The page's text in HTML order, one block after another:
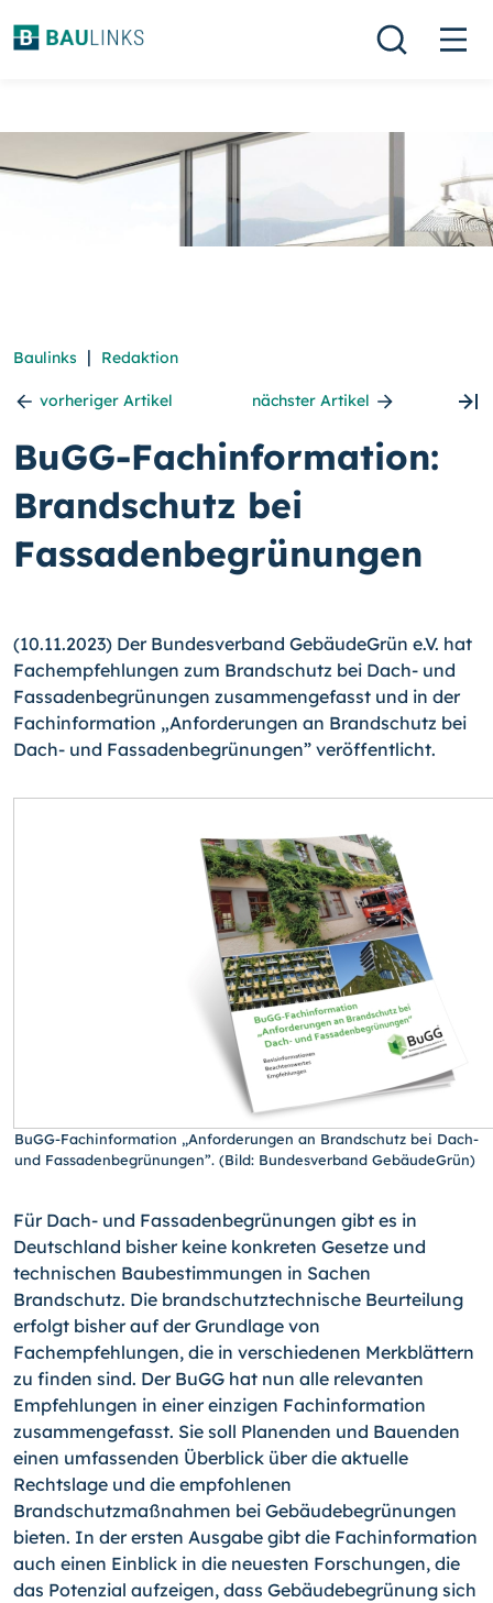
Baulinks | Redaktion
vorheriger Artikel nächster Artikel
BuGG-Fachinformation:
Brandschutz bei
Fassadenbegrünungen
(10.11.2023) Der Bundesverband GebäudeGrün e.V. hat
Fachempfehlungen zum Brandschutz bei Dach- und
Fassadenbegrünungen zusammengefasst und in der
Fachinformation „Anforderungen an Brandschutz bei
Dach- und Fassadenbegrünungen” veröffentlicht.
BuGG-Fachinformation „Anforderungen an Brandschutz bei Dach-
und Fassadenbegrünungen”. (Bild: Bundesverband GebäudeGrün)
Für Dach- und Fassadenbegrünungen gibt es in
Deutschland bisher keine konkreten Gesetze und
technischen Baubestimmungen in Sachen
Brandschutz. Die brandschutztechnische Beurteilung
erfolgt bisher auf der Grundlage von
Fachempfehlungen, die in verschiedenen Merkblättern
zu finden sind. Der BuGG hat nun alle relevanten
Empfehlungen in einer einzigen Fachinformation
zusammengefasst. Sie soll Planenden und Bauenden
einen umfassenden Überblick über die aktuelle
Rechtslage und die empfohlenen
Brandschutzmaßnahmen bei Gebäudebegrünungen
bieten. In der ersten Ausgabe gibt die Fachinformation
auch einen Einblick in die neuesten Forschungen, die
das Potenzial aufzeigen, dass Gebäudebegrünung sich